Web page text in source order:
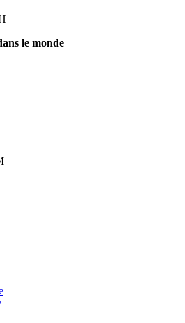
le monde